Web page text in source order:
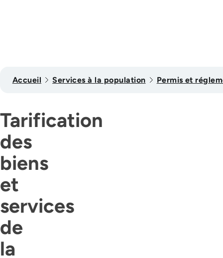
Accueil Services à la population Permis et
Tarification
des
biens
et
services
de
la